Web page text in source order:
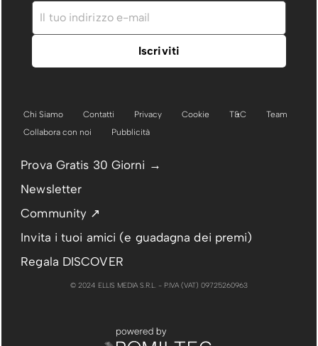
Chi Siamo Contatti Privacy Cookie T&C
Team
Collabora con noi
Pubblicità
Prova Gratis 30 Giorni →
Newsletter
Community ↗
Invita i tuoi amici (e guadagna dei premi)
Regala DISCOVER
© 2024 ELLIS MEDIA S.R.L. - P.IVA (VAT) 09725260963